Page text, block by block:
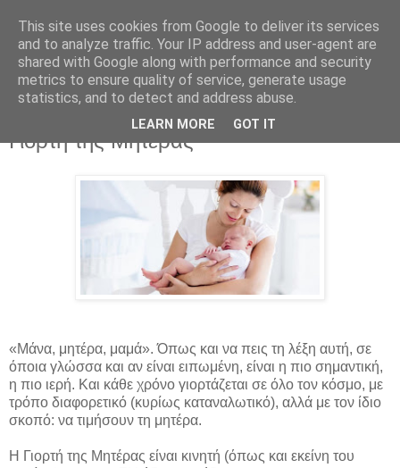
Κυριακή 12 Μαΐου 2019
Γιορτή της Μητέρας
«Μάνα, μητέρα, μαμά». Όπως και να πεις τη λέξη αυτή, σε
όποια γλώσσα και αν είναι ειπωμένη, είναι η πιο σημαντική,
η πιο ιερή. Και κάθε χρόνο γιορτάζεται σε όλο τον κόσμο, με
τρόπο διαφορετικό (κυρίως καταναλωτικό), αλλά με τον ίδιο
σκοπό: να τιμήσουν τη μητέρα.
Η Γιορτή της Μητέρας είναι κινητή (όπως και εκείνη του
This site uses cookies from Google to deliver its services
and to analyze traffic. Your IP address and user-agent are
shared with Google along with performance and security
metrics to ensure quality of service, generate usage
statistics, and to detect and address abuse.
LEARN MORE GOT IT